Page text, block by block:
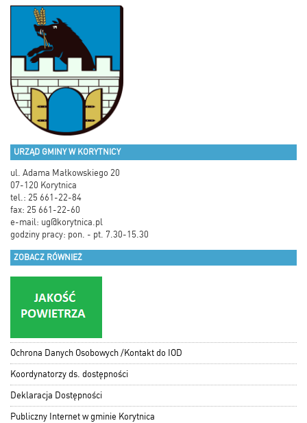
URZĄD GMINY W KORYTNICY
ul. Adama Małkowskiego 20
07-120 Korytnica
tel.: 25 661-22-84
fax: 25 661-22-60
e-mail: ug@korytnica.pl
godziny pracy: pon. - pt. 7.30-15.30
ZOBACZ RÓWNIEŻ
Ochrona Danych Osobowych /Kontakt do IOD
Koordynatorzy ds. dostępności
Deklaracja Dostępności
Publiczny Internet w gminie Korytnica